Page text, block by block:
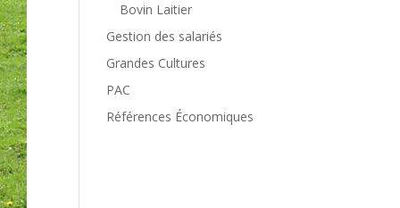
Bovin Laitier
Gestion des salariés
Grandes Cultures
PAC
Références Économiques